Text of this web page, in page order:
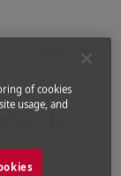
dey / o
of cookies
usage, and